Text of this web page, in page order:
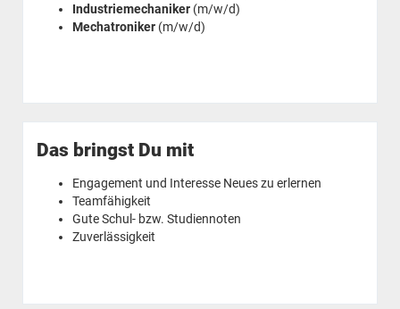
Industriemechaniker (m/w/d)
Mechatroniker (m/w/d)
Das bringst Du mit
Engagement und Interesse Neues zu erlernen
Teamfähigkeit
Gute Schul- bzw. Studiennoten
Zuverlässigkeit